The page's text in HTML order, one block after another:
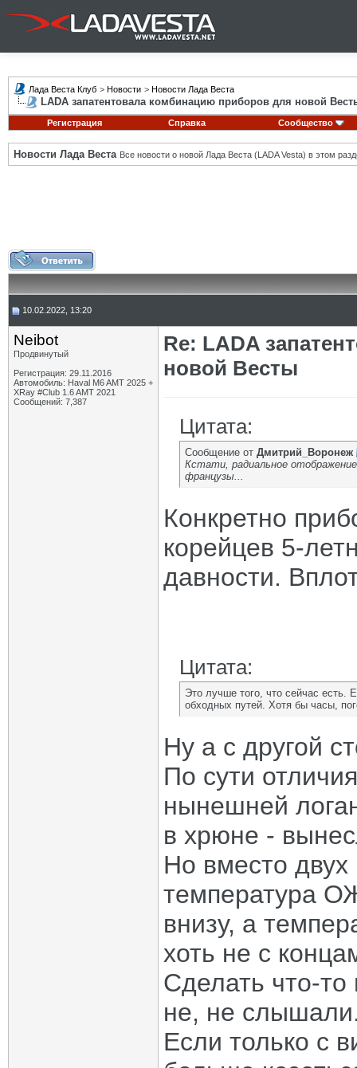
Лада Веста Клуб > Новости > Новости Лада Веста
LADA запатентовала комбинацию приборов для новой
Регистрация Справка Сообщество
Новости Лада Веста Все новости о новой Лада Веста (LADA Vesta) в этом
10.02.2022, 13:20
Neibot
Продвинутый
Регистрация: 29.11.2016
Автомобиль: Haval M6 AMT 2025 +
XRay #Club 1.6 AMT 2021
Сообщений: 7,387
Re: LADA
новой Весты
Цитата:
Сообщение от Дмитрий_Воронеж
Кстати, радиальное
французы...
Конкретно
корейцев 5-
давности.
Цитата:
Это лучше того, что сейчас есть.
обходных путей. Хотя бы часы,
Ну а с другой
По сути
нынешней
в хрюне -
Но вместо
температура
внизу, а
хоть не с
Сделать что-то
не, не
Если только с